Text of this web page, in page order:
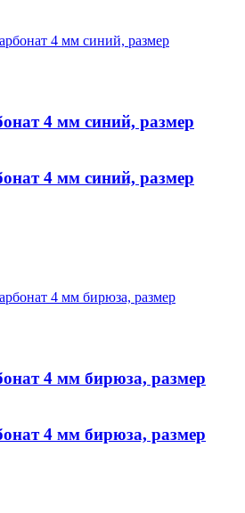
4 мм синий, размер
4 мм синий, размер
4 мм бирюза, размер
4 мм бирюза, размер